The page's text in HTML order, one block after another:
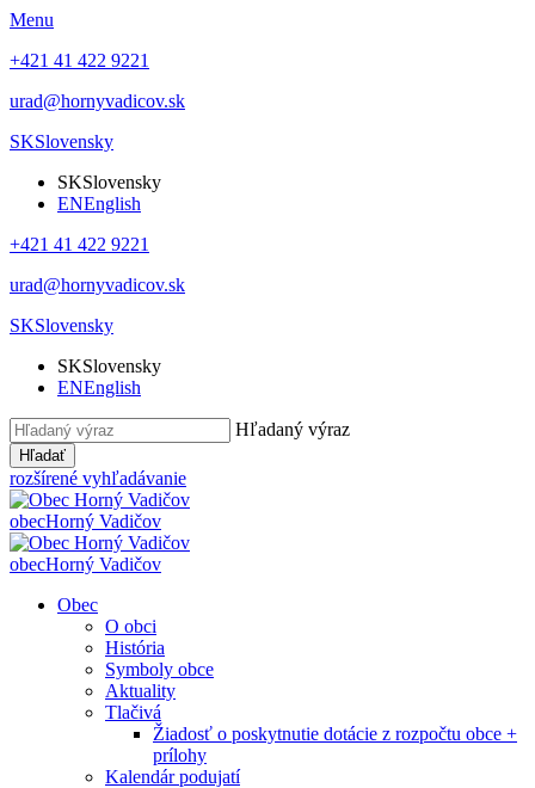
Menu
+421 41 422 9221
urad@hornyvadicov.sk
SKSlovensky
SKSlovensky
ENEnglish
+421 41 422 9221
urad@hornyvadicov.sk
SKSlovensky
SKSlovensky
ENEnglish
Hľadaný výraz
Hľadať
rozšírené vyhľadávanie
obecHorný Vadičov
obecHorný Vadičov
Obec
O obci
História
Symboly obce
Aktuality
Tlačivá
Žiadosť o poskytnutie dotácie z rozpočtu obce +
prílohy
Kalendár podujatí